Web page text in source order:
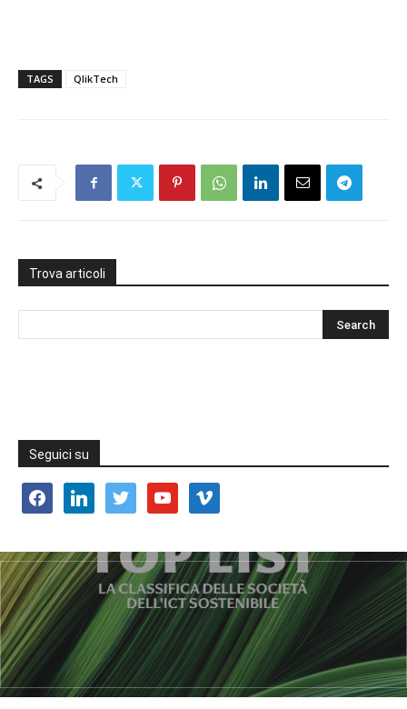
TAGS QlikTech
Trova articoli
Seguici su
facebooklinkedin twitter youtube vimeo